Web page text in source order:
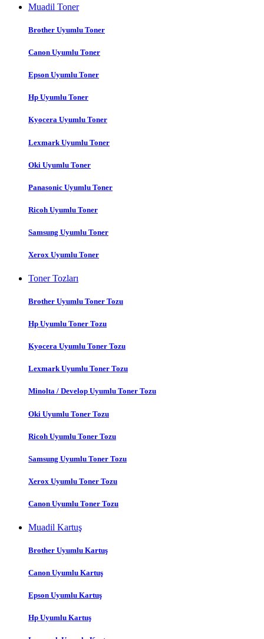
Muadil Toner
Brother Uyumlu Toner
Canon Uyumlu Toner
Epson Uyumlu Toner
Hp Uyumlu Toner
Kyocera Uyumlu Toner
Lexmark Uyumlu Toner
Oki Uyumlu Toner
Panasonic Uyumlu Toner
Ricoh Uyumlu Toner
Samsung Uyumlu Toner
Xerox Uyumlu Toner
Toner Tozları
Brother Uyumlu Toner Tozu
Hp Uyumlu Toner Tozu
Kyocera Uyumlu Toner Tozu
Lexmark Uyumlu Toner Tozu
Minolta / Develop Uyumlu Toner Tozu
Oki Uyumlu Toner Tozu
Ricoh Uyumlu Toner Tozu
Samsung Uyumlu Toner Tozu
Xerox Uyumlu Toner Tozu
Canon Uyumlu Toner Tozu
Muadil Kartuş
Brother Uyumlu Kartuş
Canon Uyumlu Kartuş
Epson Uyumlu Kartuş
Hp Uyumlu Kartuş